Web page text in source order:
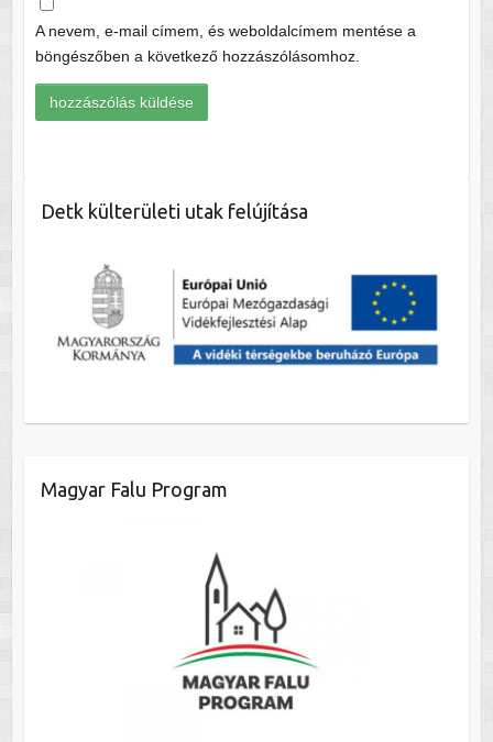
A nevem, e-mail címem, és weboldalcímem mentése a
böngészőben a következő hozzászólásomhoz.
Detk külterületi utak felújítása
Magyar Falu Program